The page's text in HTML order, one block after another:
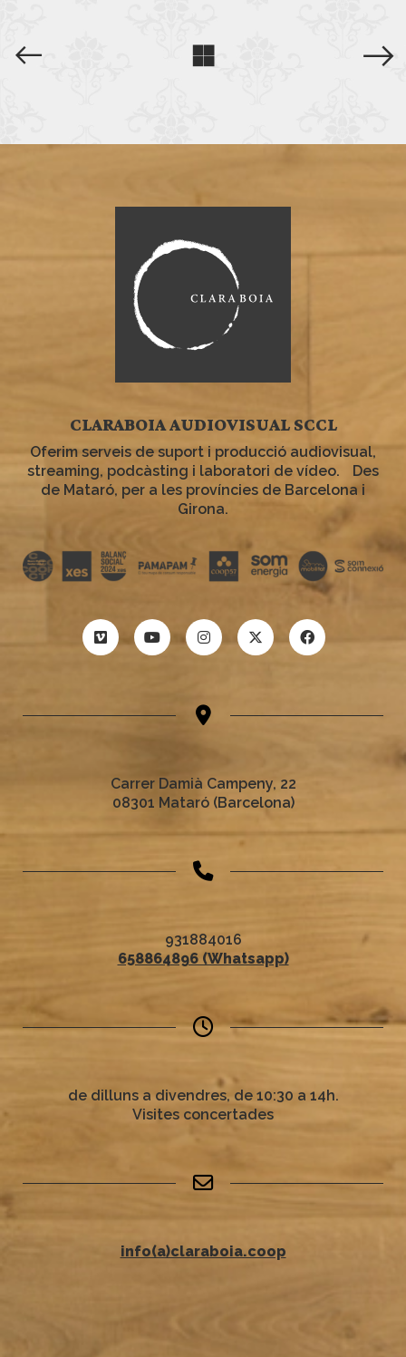
CLARABOIA AUDIOVISUAL SCCL
Oferim serveis de suport i producció audiovisual,
streaming, podcàsting i laboratori de vídeo. Des
de Mataró, per a les províncies de Barcelona i
Girona.
Carrer Damià Campeny, 22
08301 Mataró (Barcelona)
931884016
658864896 (Whatsapp)
de dilluns a divendres, de 10:30 a 14h.
Visites concertades
info(a)claraboia.coop